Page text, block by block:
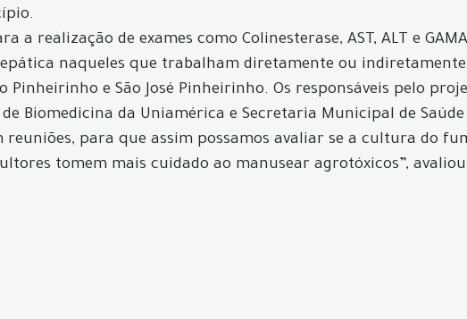
realização de exames como Colinesterase, AST, ALT e
naqueles que trabalham diretamente ou
e São José Pinheirinho. Os responsáveis pelo
Biomedicina da Uniamérica e Secretaria Municipal de
para que assim possamos avaliar se a cultura do
tomem mais cuidado ao manusear agrotóxicos”,